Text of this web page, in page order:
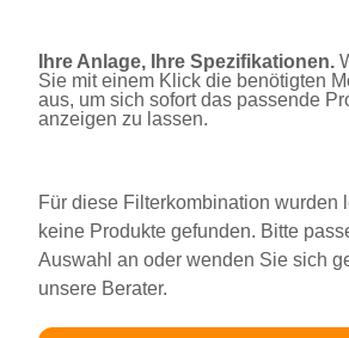
Ihre Anlage, Ihre Spezifikationen.
Sie mit einem Klick die benötigten
aus, um sich sofort das passende
anzeigen zu lassen.
Für diese Filterkombination wurden
keine Produkte gefunden. Bitte
Auswahl an oder wenden Sie sich
unsere Berater.